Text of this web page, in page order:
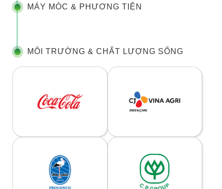
MÁY MÓC & PHƯƠNG TIỆN
MÔI TRƯỜNG & CHẤT LƯỢNG SỐNG